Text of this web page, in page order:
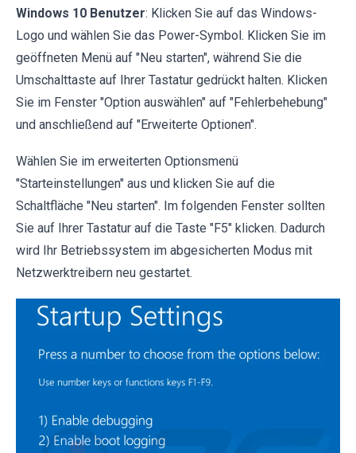
Windows 10 Benutzer: Klicken Sie auf das Windows-
Logo und wählen Sie das Power-Symbol. Klicken Sie im
geöffneten Menü auf "Neu starten", während Sie die
Umschalttaste auf Ihrer Tastatur gedrückt halten. Klicken
Sie im Fenster "Option auswählen" auf "Fehlerbehebung"
und anschließend auf "Erweiterte Optionen".
Wählen Sie im erweiterten Optionsmenü
"Starteinstellungen" aus und klicken Sie auf die
Schaltfläche "Neu starten". Im folgenden Fenster sollten
Sie auf Ihrer Tastatur auf die Taste "F5" klicken. Dadurch
wird Ihr Betriebssystem im abgesicherten Modus mit
Netzwerktreibern neu gestartet.